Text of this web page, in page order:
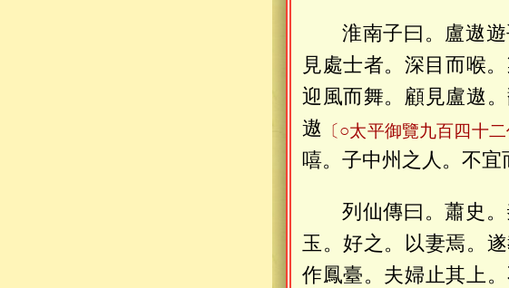
淮南子曰。盧遨
見處士者。深目而喉
迎風而舞。顧見盧遨
遨
〔○太平御覽九百四十二
嘻。子中州之人。不宜
列仙傳曰。蕭史
玉。好之。以妻焉。
作鳳臺。夫婦止其上